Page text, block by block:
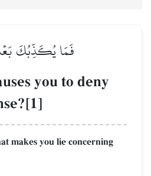
فَمَا يُكَذِّبُكَ
you to deny
makes you lie concerning